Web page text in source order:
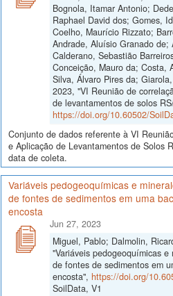
Bognola, Itamar Antonio;
Raphael David dos; Gomes,
Coelho, Maurício Rizzato;
Andrade, Aluísio Granado de;
Calderano, Sebastião
Conceição, Mauro da; Costa,
Silva, Álvaro Pires da;
2023, "VI Reunião de
de levantamentos de solos
https://doi.org/10.60502/
Conjunto de dados referente à VI
e Aplicação de Levantamentos de Solos
data de coleta.
Variáveis pedogeoquímicas e
de fontes de sedimentos em uma
encosta
Jun 27, 2023
Miguel, Pablo; Dalmolin,
"Variáveis pedogeoquímicas
de fontes de sedimentos em
encosta", https://doi.org/
SoilData, V1